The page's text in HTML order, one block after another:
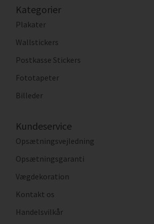
Kategorier
Plakater
Wallstickers
Postkasse Stickers
Fototapeter
Billeder
Kundeservice
Opsætningsvejledning
Opsætningsgaranti
Vægdekoration
Kontakt os
Handelsvilkår